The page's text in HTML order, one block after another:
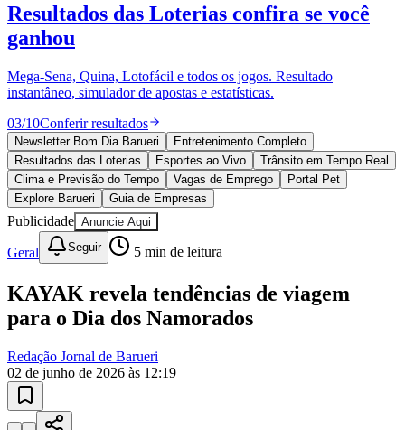
Goiás
Resultados das Loterias confira se você
ganhou
Mega-Sena, Quina, Lotofácil e todos os jogos. Resultado
instantâneo, simulador de apostas e estatísticas.
03/10Conferir resultados
Newsletter Bom Dia Barueri
Entretenimento Completo
Resultados das Loterias
Esportes ao Vivo
Trânsito em Tempo Real
Clima e Previsão do Tempo
Vagas de Emprego
Portal Pet
Explore Barueri
Guia de Empresas
Publicidade Anuncie Aqui
Geral Seguir 5 min de leitura
KAYAK revela tendências de viagem
para o Dia dos Namorados
Redação Jornal de Barueri
02 de junho de 2026 às 12:19